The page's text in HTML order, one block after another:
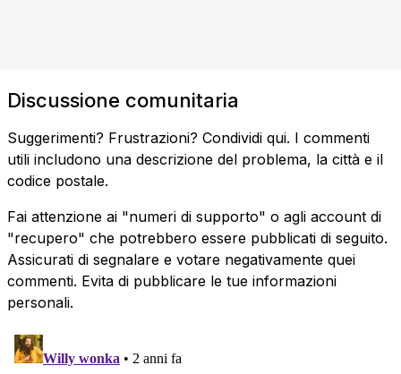
Discussione comunitaria
Suggerimenti? Frustrazioni? Condividi qui. I commenti
utili includono una descrizione del problema, la città e il
codice postale.
Fai attenzione ai "numeri di supporto" o agli account di
"recupero" che potrebbero essere pubblicati di seguito.
Assicurati di segnalare e votare negativamente quei
commenti. Evita di pubblicare le tue informazioni
personali.